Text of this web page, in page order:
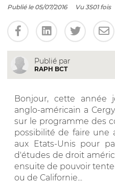
Publié le 05/07/2016 Vu 3501 fois
Publié par
RAPH BCT
Bonjour, cette année
anglo-américain a
sur le programme des
possibilité de faire une
aux Etats-Unis pour
d'études de droit
ensuite de pouvoir
ou de Californie...